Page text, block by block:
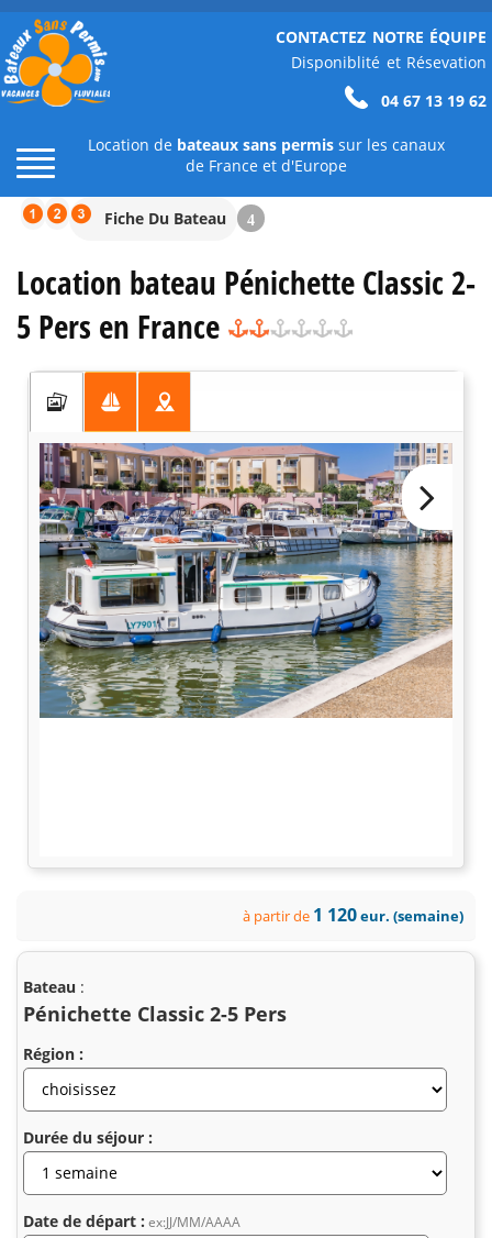
CONTACTEZ NOTRE ÉQUIPE
Disponiblité et Résevation
04 67 13 19 62
Location de bateaux sans permis sur les canaux
de France et d'Europe
Fiche Du Bateau 4
Location bateau Pénichette Classic 2-
5 Pers en France
à partir de 1 120eur. (semaine)
Bateau :
Pénichette Classic 2-5 Pers
Région :
Durée du séjour :
Date de départ : ex:JJ/MM/AAAA